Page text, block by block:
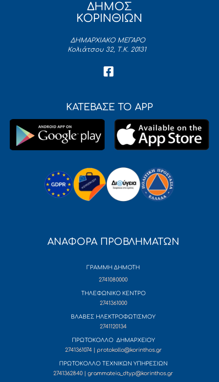
ΔΗΜΟΣ
ΚΟΡΙΝΘΙΩΝ
ΔΗΜΑΡΧΙΑΚΟ ΜΕΓΑΡΟ
Κολιάτσου 32, Τ.Κ. 20131
ΚΑΤΕΒΑΣΕ ΤΟ APP
ΑΝΑΦΟΡΑ ΠΡΟΒΛΗΜΑΤΩΝ
ΓΡΑΜΜΗ ΔΗΜΟΤΗ
2741080000
ΤΗΛΕΦΩΝΙΚΟ ΚΕΝΤΡΟ
2741361000
ΒΛΑΒΕΣ ΗΛΕΚΤΡΟΦΩΤΙΣΜΟΥ
2741120134
ΠΡΩΤΟΚΟΛΛΟ ΔΗΜΑΡΧΕΙΟΥ
2741361074 | protokollo@korinthos.gr
ΠΡΩΤΟΚΟΛΛΟ ΤΕΧΝΙΚΩΝ ΥΠΗΡΕΣΙΩΝ
2741362840 | grammateia_dtyp@korinthos.gr